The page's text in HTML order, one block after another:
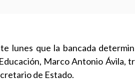
lunes que la bancada
Marco Antonio Ávila,
de Estado.